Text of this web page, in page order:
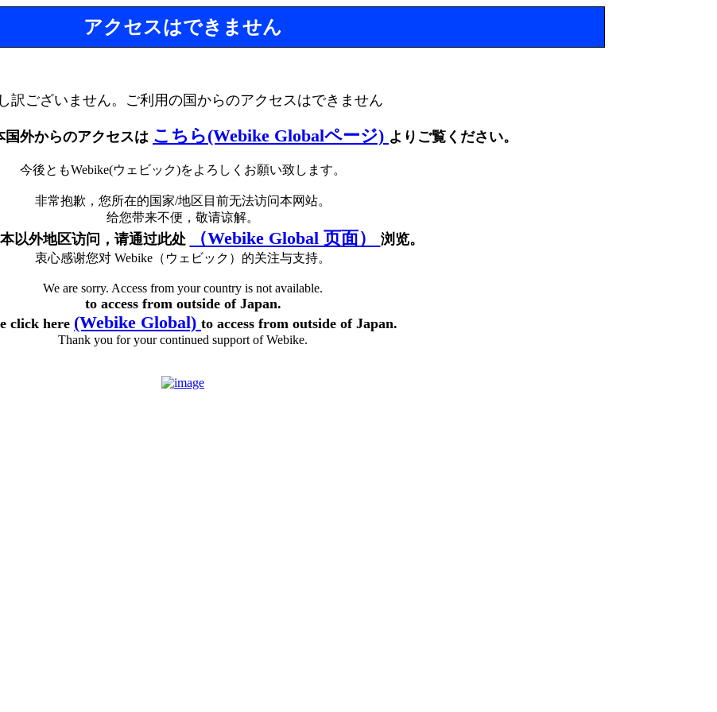
アクセスはできません
訳ございません。ご利用の国からのアクセスはできません
外からのアクセスは こちら(Webike Globalページ) よりご覧ください。
今後ともWebike(ウェビック)をよろしくお願い致します。
非常抱歉，您所在的国家/地区目前无法访问本网站。
给您带来不便，敬请谅解。
以外地区访问，请通过此处 （Webike Global 页面） 浏览。
衷心感谢您对 Webike（ウェビック）的关注与支持。
We are sorry. Access from your country is not available.
to access from outside of Japan.
click here (Webike Global) to access from outside of Japan.
Thank you for your continued support of Webike.